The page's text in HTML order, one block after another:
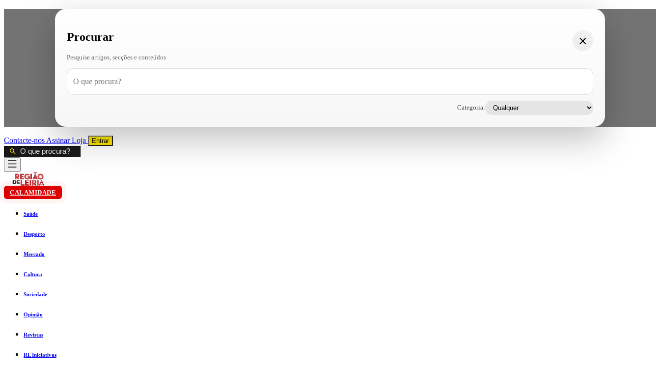
Procurar
Pesquise artigos, secções e conteúdos
Categoria:
Contacte-nos AssinarLoja Entrar
CALAMIDADE
Saúde
Desporto
Mercado
Cultura
Sociedade
Opinião
Revistas
RL Iniciativas